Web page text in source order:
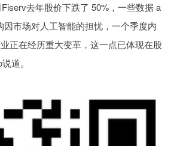
去年股价下跌了 50%，一些数据 a
因市场对人工智能的担忧，一个季度内
正在经历重大变革，这一点已体现在股
道。